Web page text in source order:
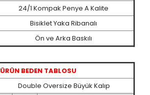
24/1 Kompak Penye A Kalite
Bisiklet Yaka Ribanalı
Ön ve Arka Baskılı
ÜRÜN BEDEN TABLOSU
Double Oversize Büyük Kalıp